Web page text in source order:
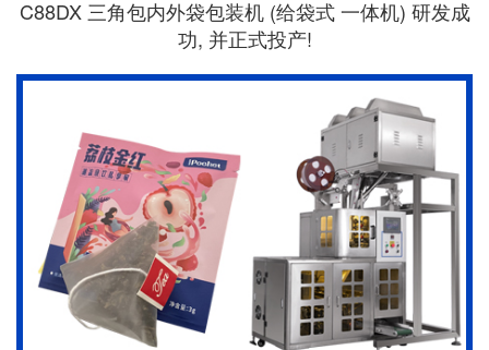
C88DX 三角包内外袋包装机 (给袋式 一体机) 研发成
功, 并正式投产!